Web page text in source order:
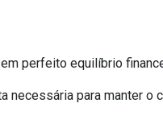
perfeito equilíbrio
necessária para manter o